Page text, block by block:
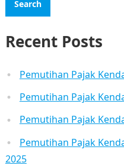
Recent Posts
Pemutihan Pajak
Pemutihan Pajak
Pemutihan Pajak
Pemutihan Pajak
2025